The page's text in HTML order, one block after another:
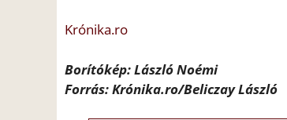
Krónika.ro
Borítókép: László Noémi
Forrás: Krónika.ro/Beliczay László